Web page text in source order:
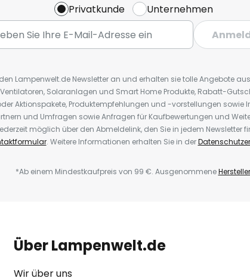
Privatkunde
Unternehmen
Lampenwelt.de Newsletter an und erhalten sie tolle Angebote
Solaranlagen und Smart Home Produkte, Rabatt-
Aktionspakete, Produktempfehlungen und -vorstellungen sowie
und Umfragen sowie Anfragen für Kaufbewertungen und
möglich über den Abmeldelink, den Sie in jedem Newsletter
. Weitere Informationen erhalten Sie in der
*Ab einem Mindestkaufpreis von 99 €. AusgenommeneHersteller
Über Lampenwelt.de
Wir über uns